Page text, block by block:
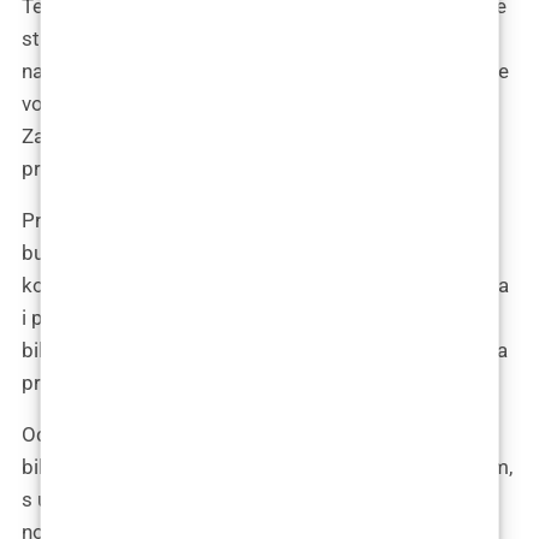
Telefon je zazvonio nekoliko sati kasnije. Glas s druge
strane bio je ljubazan, profesionalan, s blagim
naglaskom koji me podsjetio da je ovo putovanje koje
vodi preko granica, u drugu zemlju, kulturu, iskustvo.
Zakazali smo konzultacije za datum koji se činio
prilično daleko, ali koji je, znao sam, brzo će doći.
Preostatak dana proveo sam u razmišljanju o
budućnosti, o svemu što me čeka. Ana je bila prva
kojoj sam javila, a njezin odgovor bio je pun uzbuđenja
i ponosa. “Idemo u to zajedno,” napisala je, i te riječi
bile su sve što mi je trebalo da znam kako sam učinila
pravu stvar.
Odluka je donesena. Put je bio ispred mene, a ja sam
bila spremna krenuti naprijed, suočiti se s nepoznatim,
s uzbuđenjem i strahom koji su me vodili prema
novom ja.